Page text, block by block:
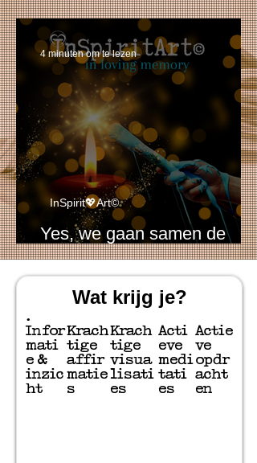
Yes, we gaan samen de
wereld kleuren!
InSpirit💖Art©
4 minuten om te lezen
Wat krijg je?
.
Infor
mati
e &
inzic
ht
Krach
tige
affir
matie
s
Krach
tige
visua
lisati
es
Acti
eve
medi
tati
es
Actie
ve
opdr
acht
en